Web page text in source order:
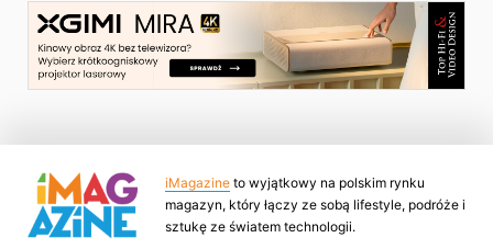
iMagazine to wyjątkowy na polskim rynku
magazyn, który łączy ze sobą lifestyle, podróże i
sztukę ze światem technologii.